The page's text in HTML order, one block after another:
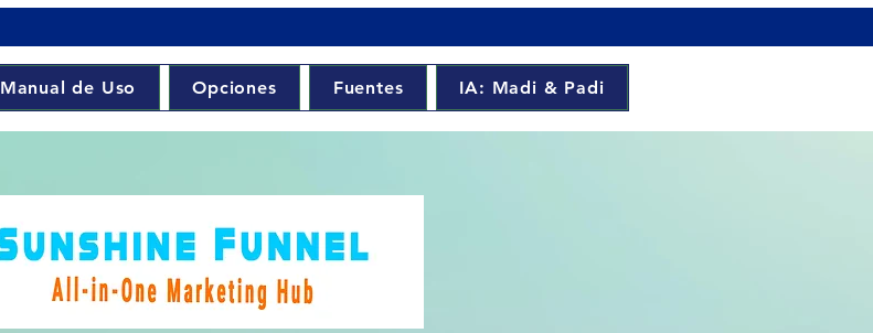
Manual de Uso Opciones Fuentes IA: Madi & Padi